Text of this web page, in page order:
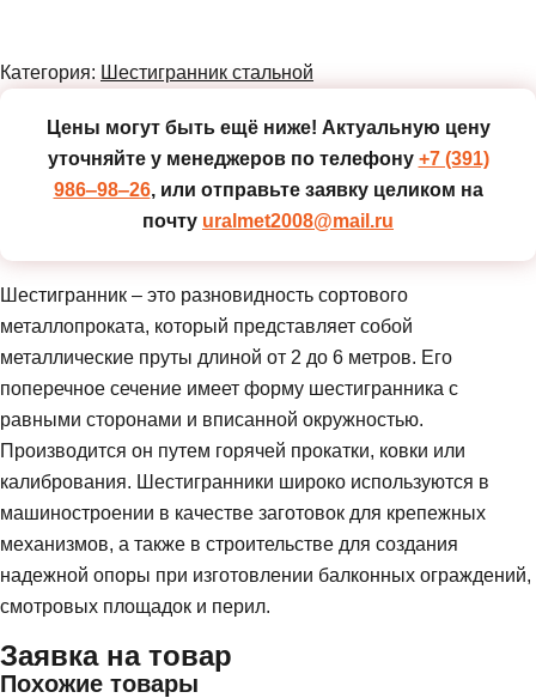
Категория: Шестигранник стальной
Цены могут быть ещё ниже! Актуальную цену
уточняйте у менеджеров по телефону +7 (391)
986‒98‒26, или отправьте заявку целиком на
почту uralmet2008@mail.ru
Шестигранник – это разновидность сортового
металлопроката, который представляет собой
металлические пруты длиной от 2 до 6 метров. Его
поперечное сечение имеет форму шестигранника с
равными сторонами и вписанной окружностью.
Производится он путем горячей прокатки, ковки или
калибрования. Шестигранники широко используются в
машиностроении в качестве заготовок для крепежных
механизмов, а также в строительстве для создания
надежной опоры при изготовлении балконных ограждений,
смотровых площадок и перил.
Заявка на товар
Похожие товары